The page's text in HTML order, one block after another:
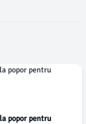
popor pentru